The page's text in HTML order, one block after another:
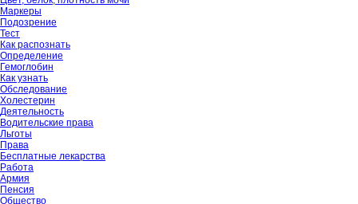
Маркеры
Подозрение
Тест
Как распознать
Определение
Гемоглобин
Как узнать
Обследование
Холестерин
Деятельность
Водительские права
Льготы
Права
Бесплатные лекарства
Работа
Армия
Пенсия
Общество